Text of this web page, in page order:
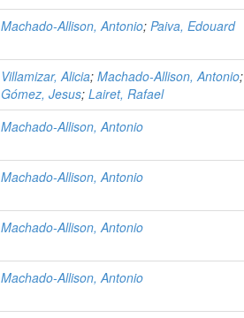
Machado-Allison, Antonio; Paiva, Edouard
Villamizar, Alicia; Machado-Allison, Antonio;
Gómez, Jesus; Lairet, Rafael
Machado-Allison, Antonio
Machado-Allison, Antonio
Machado-Allison, Antonio
Machado-Allison, Antonio